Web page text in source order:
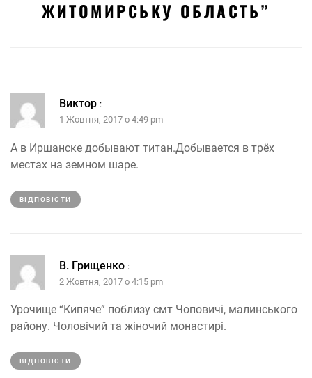
ЖИТОМИРСЬКУ ОБЛАСТЬ”
Виктор :
1 Жовтня, 2017 о 4:49 pm
А в Иршанске добывают титан.Добывается в трёх
местах на земном шаре.
ВІДПОВІCТИ
В. Грищенко :
2 Жовтня, 2017 о 4:15 pm
Урочище “Кипяче” поблизу смт Чоповичі, малинського
району. Чоловічий та жіночий монастирі.
ВІДПОВІCТИ